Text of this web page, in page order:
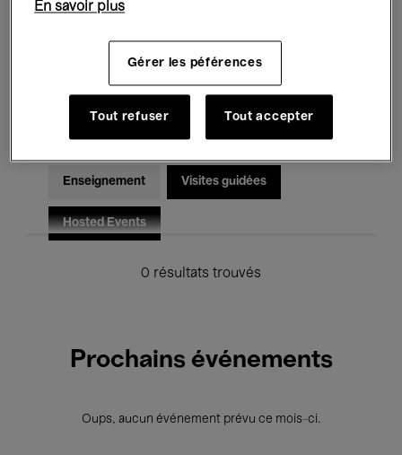
Musique électronique
Pour tous Kids’ Palace
Enseignement Visites guidées
Hosted Events
0 résultats trouvés
Prochains événements
Oups, aucun événement prévu ce mois-ci.
En savoir plus
Gérer les péférences
Tout refuser Tout accepter